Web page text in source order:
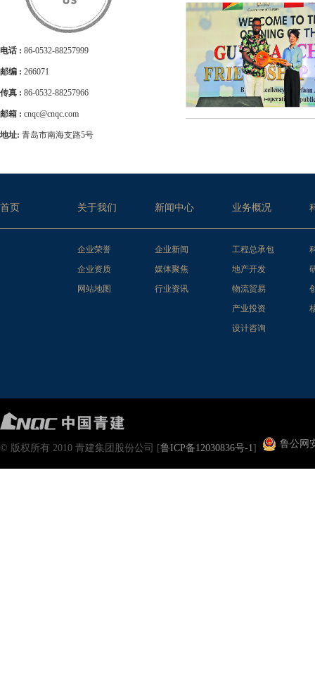
电话 : 86-0532-88257999
邮编 : 266071
传真 : 86-0532-88257966
邮箱 : cnqc@cnqc.com
地址: 青岛市南海支路5号
首页 关于我们 新闻中心 业务概况
企业荣誉
企业资质
网站地图
企业新闻
媒体聚焦
行业资讯
工程总承包
地产开发
物流贸易
产业投资
设计咨询
© 版权所有 2010 青建集团股份公司 [鲁ICP备12030836号-1] 鲁公网